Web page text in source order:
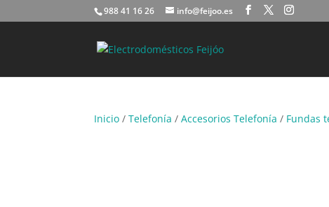
988 41 16 26 info@feijoo.es
Inicio /Telefonía /Accesorios Telefonía / Fundas